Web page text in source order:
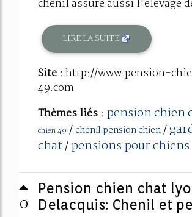
chenil assure aussi l'élevage
LIRE LA SUITE
Site : http://www.pension-
49.com
Thèmes liés : pension chien
chien 49 / chenil pension chien/
chat/pensions pour chiens
0
Pension chien chat
Delacquis: Chenil et